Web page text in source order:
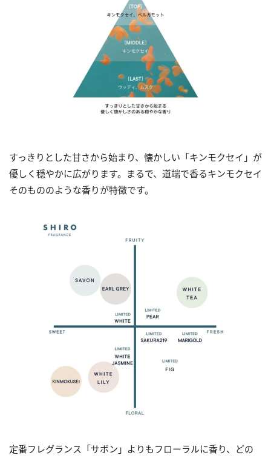
すっきりとした甘さから始まり、懐かしい「キンモクセイ」が
優しく穏やかに広がります。まるで、道端で香るキンモクセイ
そのもののような香りが特徴です。
定番フレグランス「サボン」よりもフローラルに香り、どの